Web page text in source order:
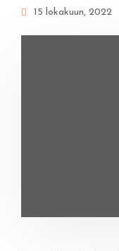
15 lokakuun, 2022